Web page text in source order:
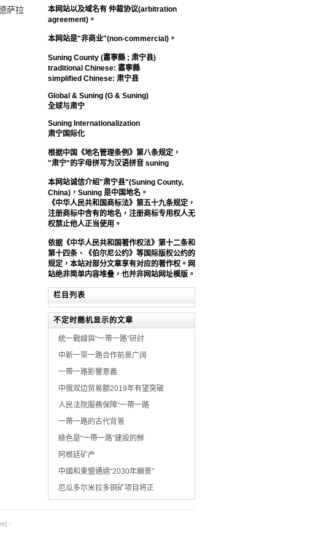
萨拉
本网站以及域名有 仲裁协议(arbitration
agreement)。
本网站是"非商业"(non-commercial)。
Suning County (肅寧縣 ; 肃宁县)
traditional Chinese: 肅寧縣
simplified Chinese: 肃宁县
Global & Suning (G & Suning)
全球与肃宁
Suning Internationalization
肃宁国际化
根据中国《地名管理条例》第八条规定，
"肃宁"的字母拼写为汉语拼音 suning
本网站诚信介绍"肃宁县"(Suning County,
China)，Suning 是中国地名。
《中华人民共和国商标法》第五十九条规定，
注册商标中含有的地名，注册商标专用权人无
权禁止他人正当使用。
依据《中华人民共和国著作权法》第十二条和
第十四条、《伯尔尼公约》等国际版权公约的
规定，本站对部分文章享有对应的著作权。网
站绝非简单内容堆叠，也并非网站网址模版。
栏目列表
不定时随机显示的文章
統一戰線與“一帶一路”研討
中新一带一路合作前景广阔
一帶一路影響意義
中俄双边贸易额2019年有望突破
人民法院服務保障“一帶一路
一帶一路的古代背景
綠色是“一帶一路”建設的鮮
阿根廷矿产
中國和東盟通過“2030年願景”
厄瓜多尔米拉多铜矿项目将正
。